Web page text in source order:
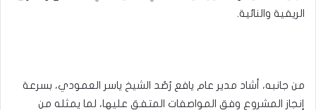
الريفية والنائية.
من جانبه، أشاد مدير عام يافع رُصُد الشيخ ياسر العمودي، بسرعة
إنجاز المشروع وفق المواصفات المتفق عليها، لما يمثله من